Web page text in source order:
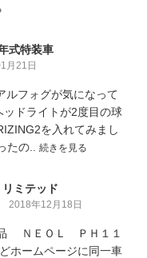
式特装車
月21日
ルフォグが気になって
ッドライトが2度目の球
を入れてみまし
たの.. 続きを見る
ミテッド
2018年12月18日
品 ＮＥＯＬ ＰＨ１１
ホームページに同一車